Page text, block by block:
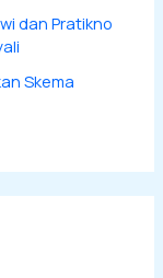
dan Pratikno
Skema